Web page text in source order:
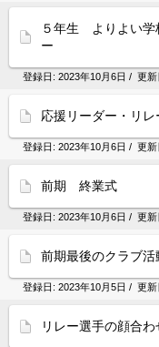
５年生 よりよい学
ー
登録日: 2023年10月6日 / 更新
応援リーダー・リレ
登録日: 2023年10月6日 / 更新
前期 終業式
登録日: 2023年10月6日 / 更新
前期最後のクラブ活
登録日: 2023年10月5日 / 更新
リレー選手の顔合わ